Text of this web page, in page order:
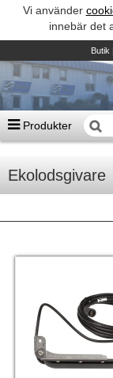
Vi använder
innebär det
Butik|
Produkter
Honda -
HonWave -
Honda - Elverk &
Ekolodsgivare